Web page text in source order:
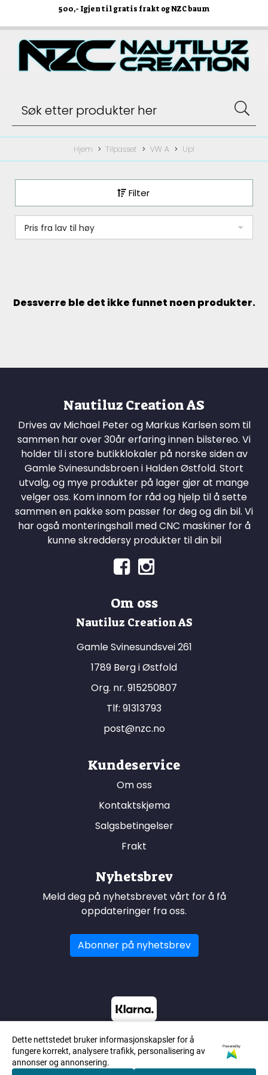
500,- Igjen til gratis frakt og NZC baum
Hjem Tilpasset VW A Up!
Filter
Pris fra lav til høy
Dessverre ble det ikke funnet noen produkter.
Nautiluz Creation AS
Drives av Michael Peter og Markus Karlsen som til
sammen har over 30år erfaring innen bilstereo. Vi
holder til i store butikklokaler på norske siden av
Gamle Svinesundsbroen i Halden Østfold. Stort
utvalg, og mye produkter på lager gjør at mange
velger oss. Kom innom for råd og hjelp til å sette
sammen en pakke som passer for deg og din bil. Vi
har også monteringshall med CNC maskiner for å
kunne skreddersy produkter til din bil
Om oss
Nautiluz Creation AS
Gamle Svinesundsvei 261
1789 Berg i Østfold
Org. nr. 915250807
Tlf: 91313793
post@nzc.no
Kundeservice
Om oss
Kontaktskjema
Salgsbetingelser
Frakt
Nyhetsbrev
Meld deg på nyhetsbrevet vårt for å få
oppdateringer fra oss.
Abonner på nyhetsbrev
Dette nettstedet bruker informasjonskapsler for å
fungere korrekt, analysere trafikk, personalisering av
annonser og annonsering.
Powered by